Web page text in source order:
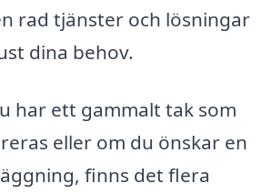
rad tjänster och lösningar
dina behov.
har ett gammalt tak som
eller om du önskar en
finns det flera